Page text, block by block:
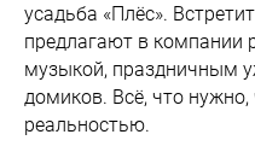
усадьба «Плёс».
предлагают в компании
музыкой, праздничным
домиков. Всё, что
реальностью.